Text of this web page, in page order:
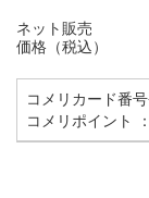
ネット販売
価格（税込）
コメリカード番
コメリポイント ：